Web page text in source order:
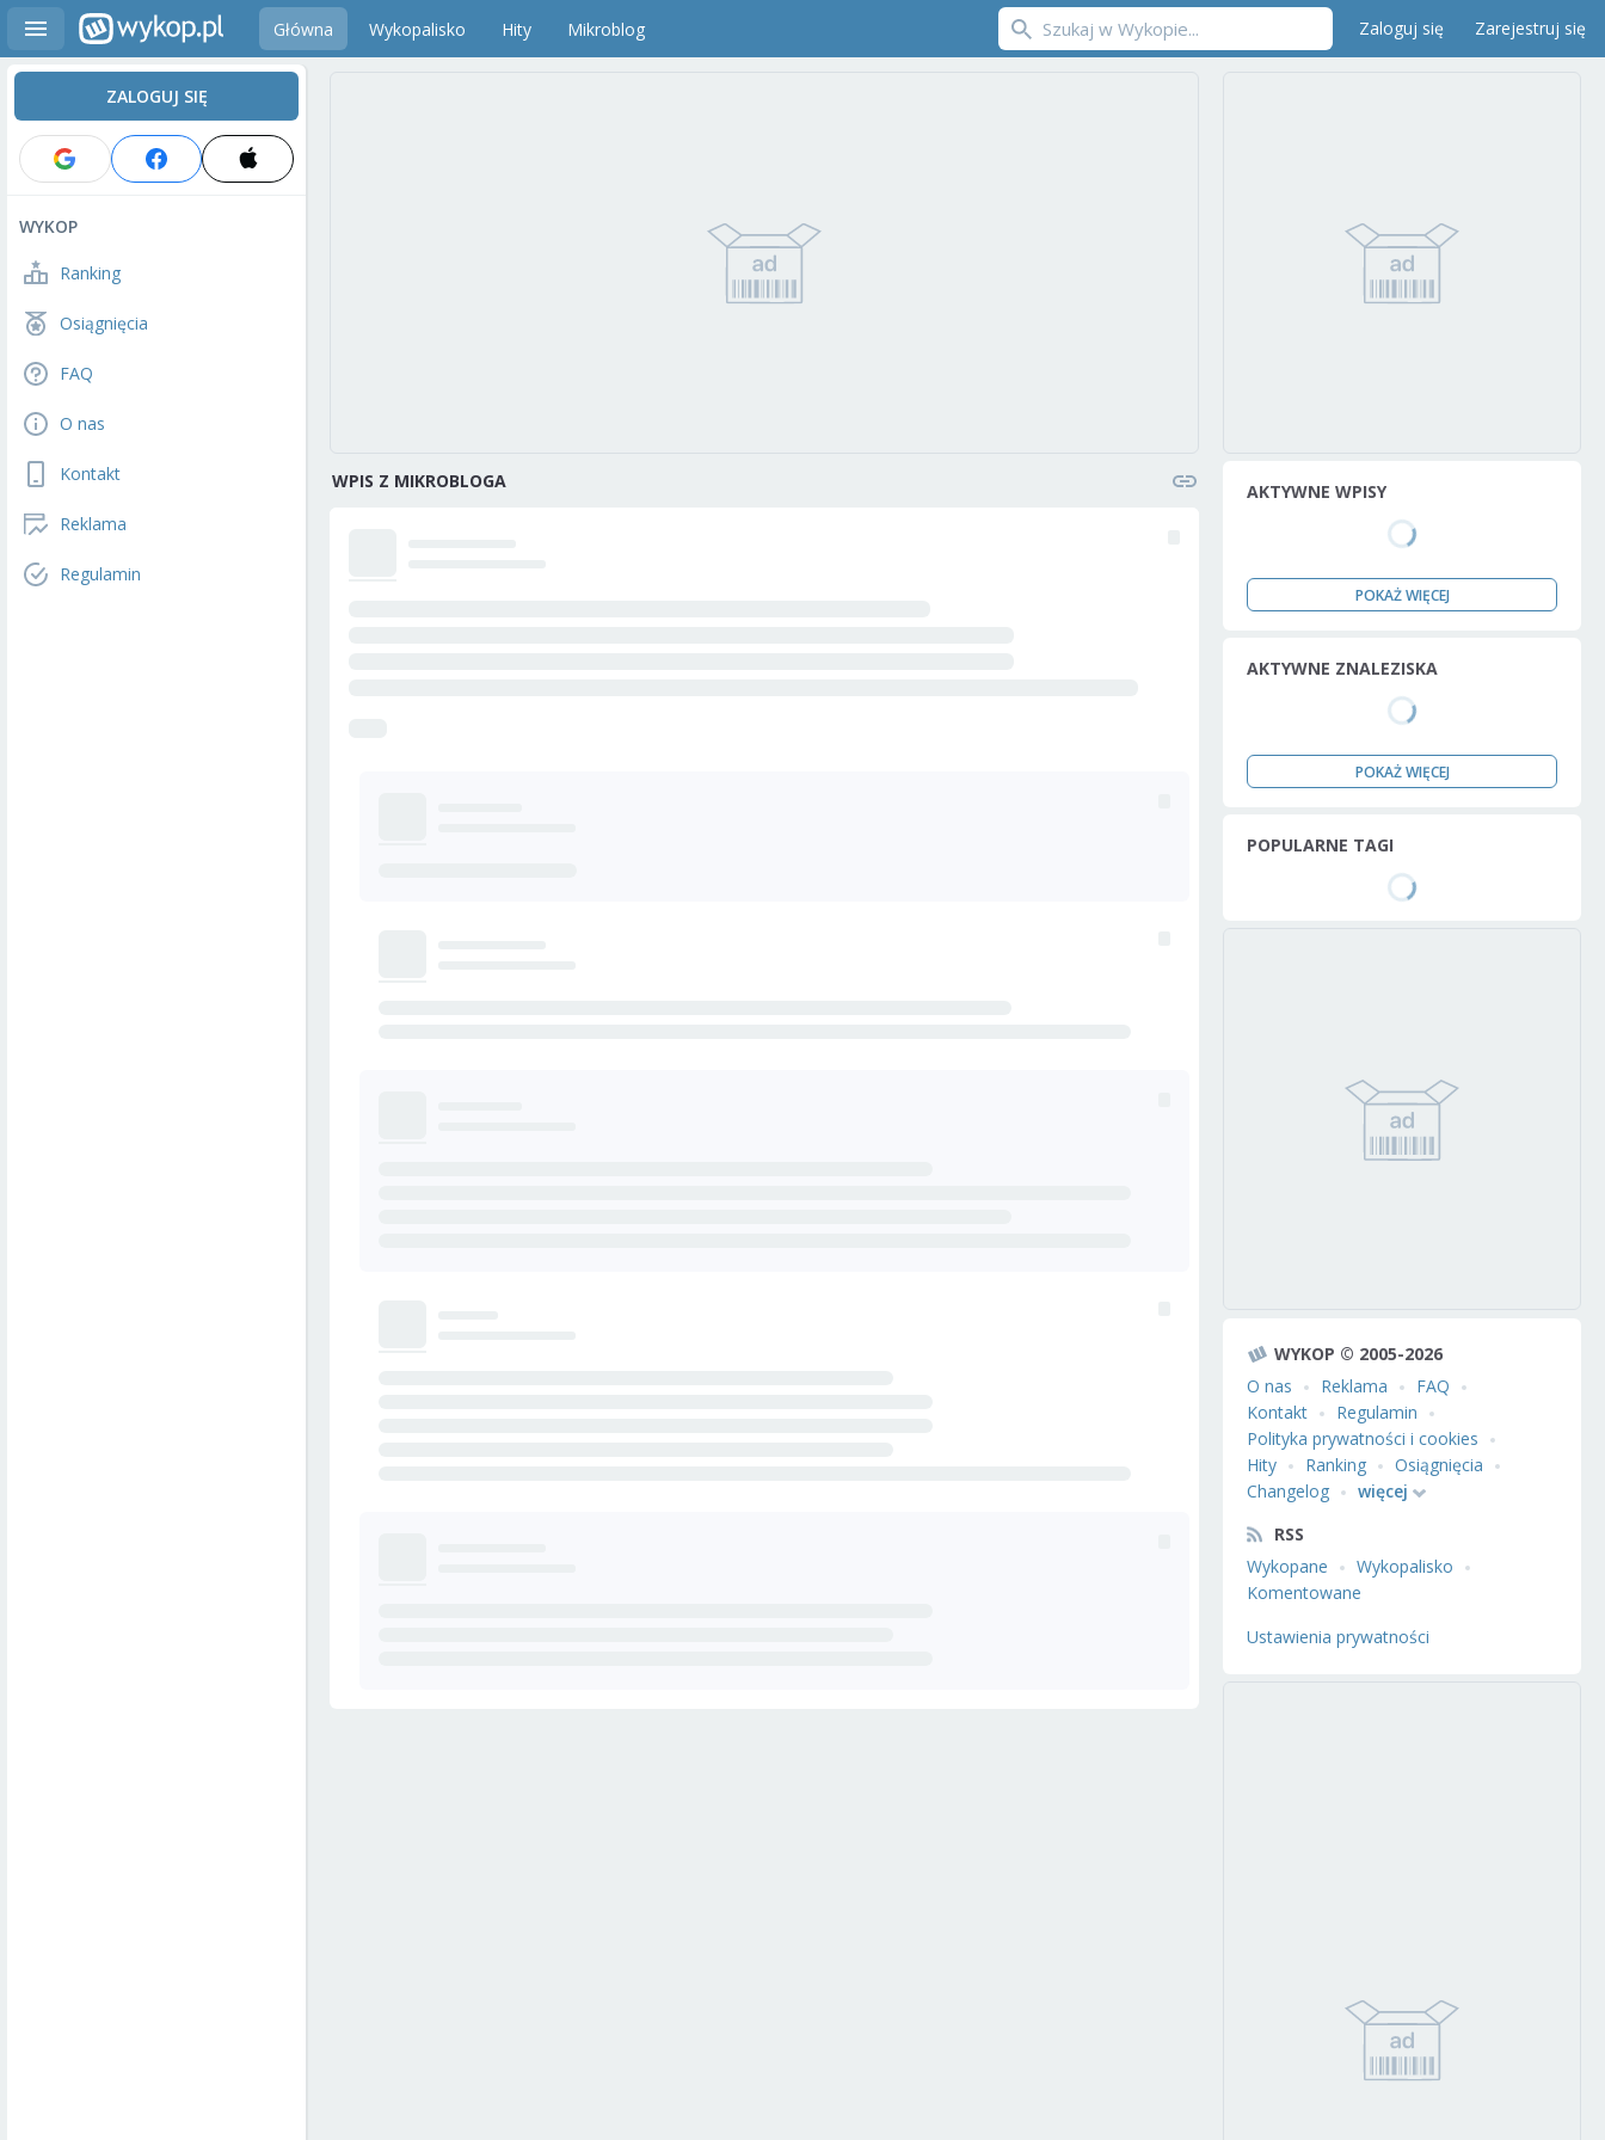
Główna Wykopalisko Hity Mikroblog Zaloguj się Zarejestruj się
ZALOGUJ SIĘ
WYKOP
Ranking
Osiągnięcia
FAQ
O nas
Kontakt
Reklama
Regulamin
WPIS Z MIKROBLOGA AKTYWNE WPISY
POKAŻ WIĘCEJ
AKTYWNE ZNALEZISKA
POKAŻ WIĘCEJ
POPULARNE TAGI
WYKOP © 2005-2026
O nas
Reklama
FAQ
Kontakt
Regulamin
Polityka prywatności i cookies
Hity
Ranking
Osiągnięcia
Changelog
więcej
RSS
Wykopane
Wykopalisko
Komentowane
Ustawienia prywatności